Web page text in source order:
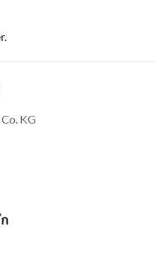
KG